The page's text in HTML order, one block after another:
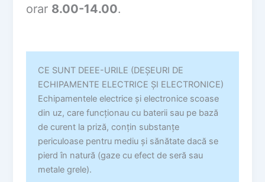
orar 8.00-14.00.
CE SUNT DEEE-URILE (DEŞEURI DE
ECHIPAMENTE ELECTRICE ȘI ELECTRONICE)
Echipamentele electrice şi electronice scoase
din uz, care funcţionau cu baterii sau pe bază
de curent la priză, conţin substanțe
periculoase pentru mediu și sănătate dacă se
pierd în natură (gaze cu efect de seră sau
metale grele).